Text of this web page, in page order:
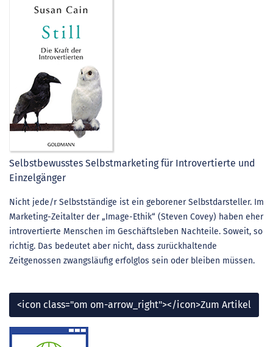
Selbstbewusstes Selbstmarketing für Introvertierte und
Einzelgänger
Nicht jede/r Selbstständige ist ein geborener Selbstdarsteller. Im
Marketing-Zeitalter der „Image-Ethik“ (Steven Covey) haben eher
introvertierte Menschen im Geschäftsleben Nachteile. Soweit, so
richtig. Das bedeutet aber nicht, dass zurückhaltende
Zeitgenossen zwangsläufig erfolglos sein oder bleiben müssen.
<icon class="om om-arrow_right"></icon>Zum Artikel